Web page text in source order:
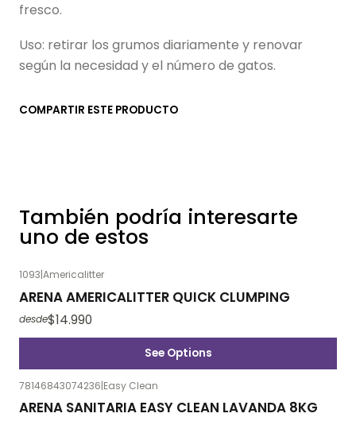
fresco.
Uso: retirar los grumos diariamente y renovar
según la necesidad y el número de gatos.
COMPARTIR ESTE PRODUCTO
También podría interesarte
uno de estos
1093|Americalitter
ARENA AMERICALITTER QUICK CLUMPING
desde$14.990
See Options
-38%OFF
78146843074236|Easy Clean
ARENA SANITARIA EASY CLEAN LAVANDA 8KG